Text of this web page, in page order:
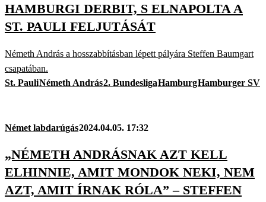
HAMBURGI DERBIT, S ELNAPOLTA A
ST. PAULI FELJUTÁSÁT
Németh András a hosszabbításban lépett pályára Steffen Baumgart
csapatában.
St. PauliNémeth András2. BundesligaHamburgHamburger SV
Német labdarúgás2024.04.05. 17:32
„NÉMETH ANDRÁSNAK AZT KELL
ELHINNIE, AMIT MONDOK NEKI, NEM
AZT, AMIT ÍRNAK RÓLA” – STEFFEN